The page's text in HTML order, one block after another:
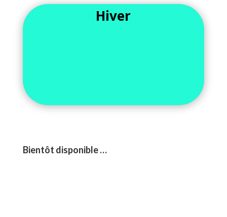
Hiver
Bientôt disponible …